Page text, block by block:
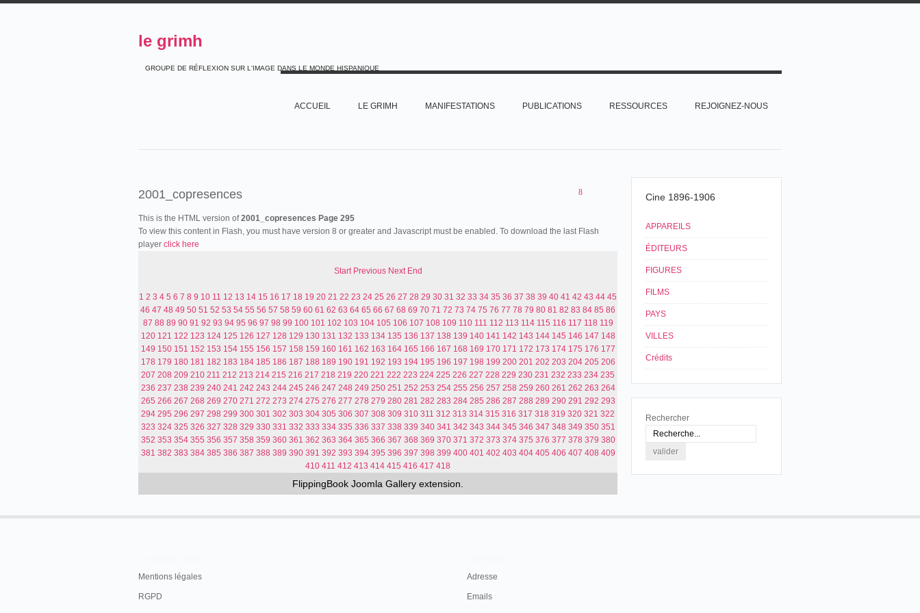
le grimh
GROUPE DE RÉFLEXION SUR L'IMAGE DANS LE MONDE HISPANIQUE
ACCUEIL LE GRIMH MANIFESTATIONS PUBLICATIONS RESSOURCES REJOIGNEZ-NOUS
2001_copresences
This is the HTML version of2001_copresences Page 295
To view this content in Flash, you must have version 8 or greater and Javascript must be enabled. To download the last Flash
player click here
Start Previous Next End
1 2 3 4 5 6 7 8 9 10 11 12 13 14 15 16 17 18 19 20 21 22 23 24 25 26 27 28 29 30 31 32 33 34 35 36 37 38 39 40 41 42 43 44 45
46 47 48 49 50 51 52 53 54 55 56 57 58 59 60 61 62 63 64 65 66 67 68 69 70 71 72 73 74 75 76 77 78 79 80 81 82 83 84 85 86
87 88 89 90 91 92 93 94 95 96 97 98 99 100 101 102 103 104 105 106 107 108 109 110 111 112 113 114 115 116 117 118 119
120 121 122 123 124 125 126 127 128 129 130 131 132 133 134 135 136 137 138 139 140 141 142 143 144 145 146 147 148
149 150 151 152 153 154 155 156 157 158 159 160 161 162 163 164 165 166 167 168 169 170 171 172 173 174 175 176 177
178 179 180 181 182 183 184 185 186 187 188 189 190 191 192 193 194 195 196 197 198 199 200 201 202 203 204 205 206
207 208 209 210 211 212 213 214 215 216 217 218 219 220 221 222 223 224 225 226 227 228 229 230 231 232 233 234 235
236 237 238 239 240 241 242 243 244 245 246 247 248 249 250 251 252 253 254 255 256 257 258 259 260 261 262 263 264
265 266 267 268 269 270 271 272 273 274 275 276 277 278 279 280 281 282 283 284 285 286 287 288 289 290 291 292 293
294 295 296 297 298 299 300 301 302 303 304 305 306 307 308 309 310 311 312 313 314 315 316 317 318 319 320 321 322
323 324 325 326 327 328 329 330 331 332 333 334 335 336 337 338 339 340 341 342 343 344 345 346 347 348 349 350 351
352 353 354 355 356 357 358 359 360 361 362 363 364 365 366 367 368 369 370 371 372 373 374 375 376 377 378 379 380
381 382 383 384 385 386 387 388 389 390 391 392 393 394 395 396 397 398 399 400 401 402 403 404 405 406 407 408 409
410 411 412 413 414 415 416 417 418
FlippingBook Joomla Gallery extension.
Cine 1896-1906
APPAREILS
ÉDITEURS
FIGURES
FILMS
PAYS
VILLES
Crédits
Rechercher
Mentions légales
RGPD
Adresse
Emails